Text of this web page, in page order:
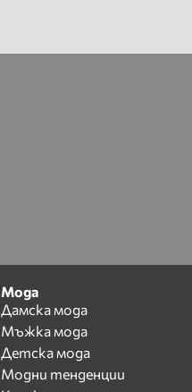
Мода
Дамска мода
Мъжка мода
Детска мода
Модни тенденции